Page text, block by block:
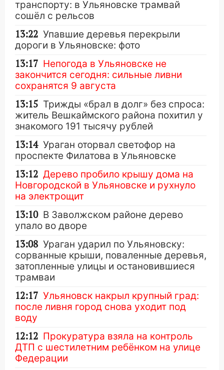
транспорту: в Ульяновске трамвай
сошёл с рельсов
13:22 Упавшие деревья перекрыли
дороги в Ульяновске: фото
13:17 Непогода в Ульяновске не
закончится сегодня: сильные ливни
сохранятся 9 августа
13:15 Трижды «брал в долг» без спроса:
житель Вешкаймского района похитил у
знакомого 191 тысячу рублей
13:14 Ураган оторвал светофор на
проспекте Филатова в Ульяновске
13:12 Дерево пробило крышу дома на
Новгородской в Ульяновске и рухнуло
на электрощит
13:10 В Заволжском районе дерево
упало во дворе
13:08 Ураган ударил по Ульяновску:
сорванные крыши, поваленные деревья,
затопленные улицы и остановившиеся
трамваи
12:17 Ульяновск накрыл крупный град:
после ливня город снова уходит под
воду
12:12 Прокуратура взяла на контроль
ДТП с шестилетним ребёнком на улице
Федерации